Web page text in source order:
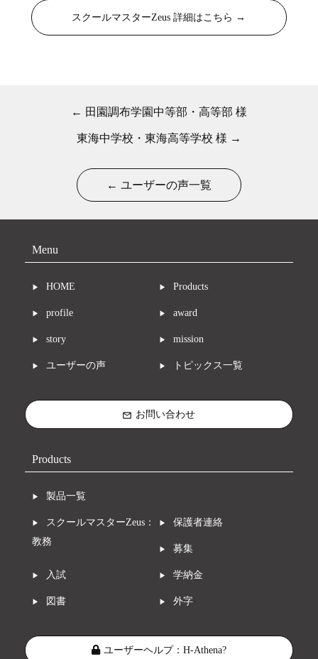
スクールマスターZeus 詳細はこちら →
← 田園調布学園中等部・高等部 様
東海中学校・東海高等学校 様 →
← ユーザーの声一覧
Menu
HOME Products
profile award
story mission
ユーザーの声 トピックス一覧
mail_outline お問い合わせ
Products
製品一覧
スクールマスターZeus：
教務
保護者連絡
募集
入試 学納金
図書 外字
ユーザーヘルプ：H-Athena?